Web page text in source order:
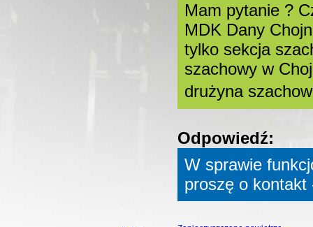
Mam pytanie ?
MDK Dany
tylko sekcja
szachowy w
drużyna
Odpowiedź:
W sprawie
proszę o